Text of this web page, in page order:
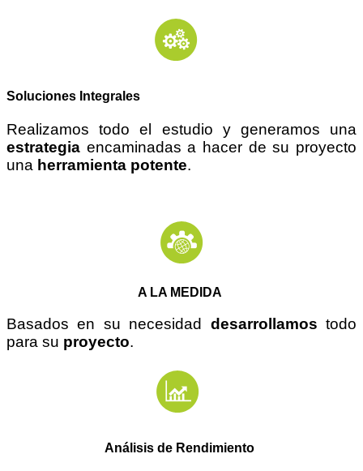
Soluciones Integrales
Realizamos todo el estudio y generamos una
estrategia encaminadas a hacer de su proyecto
una herramienta potente.
A LA MEDIDA
Basados en su necesidad desarrollamos todo
para su proyecto.
Análisis de Rendimiento